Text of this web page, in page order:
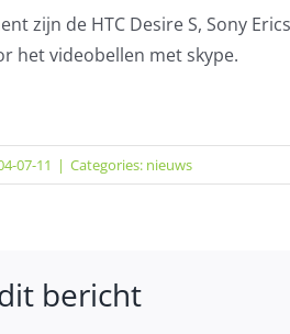
zijn de HTC Desire S, Sony
het videobellen met skype.
07-11 | Categories: nieuws
bericht